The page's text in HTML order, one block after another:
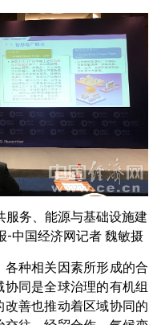
服务、能源与基础设施建
-中国经济网记者 魏敏摄
种相关因素所形成的合
同是全球治理的有机组
善也推动着区域协同的